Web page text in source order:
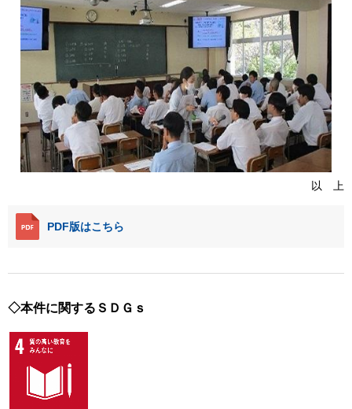
以 上
PDF版はこちら
◇本件に関するＳＤＧｓ